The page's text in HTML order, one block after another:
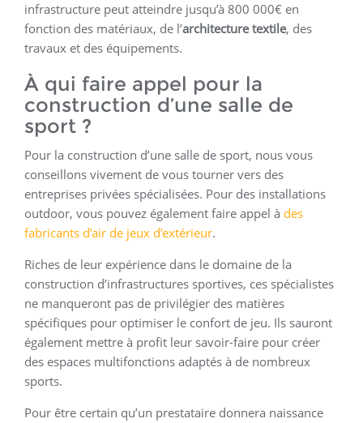
infrastructure peut atteindre jusqu’à 800 000€ en
fonction des matériaux, de l’architecture textile, des
travaux et des équipements.
À qui faire appel pour la
construction d’une salle de
sport ?
Pour la construction d’une salle de sport, nous vous
conseillons vivement de vous tourner vers des
entreprises privées spécialisées. Pour des installations
outdoor, vous pouvez également faire appel à des
fabricants d’air de jeux d’extérieur.
Riches de leur expérience dans le domaine de la
construction d’infrastructures sportives, ces spécialistes
ne manqueront pas de privilégier des matières
spécifiques pour optimiser le confort de jeu. Ils sauront
également mettre à profit leur savoir-faire pour créer
des espaces multifonctions adaptés à de nombreux
sports.
Pour être certain qu’un prestataire donnera naissance